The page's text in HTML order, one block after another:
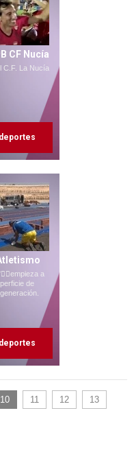
CF Nucía
C.F. La Nucía
deportes
a
de
deportes
10 11 12
13